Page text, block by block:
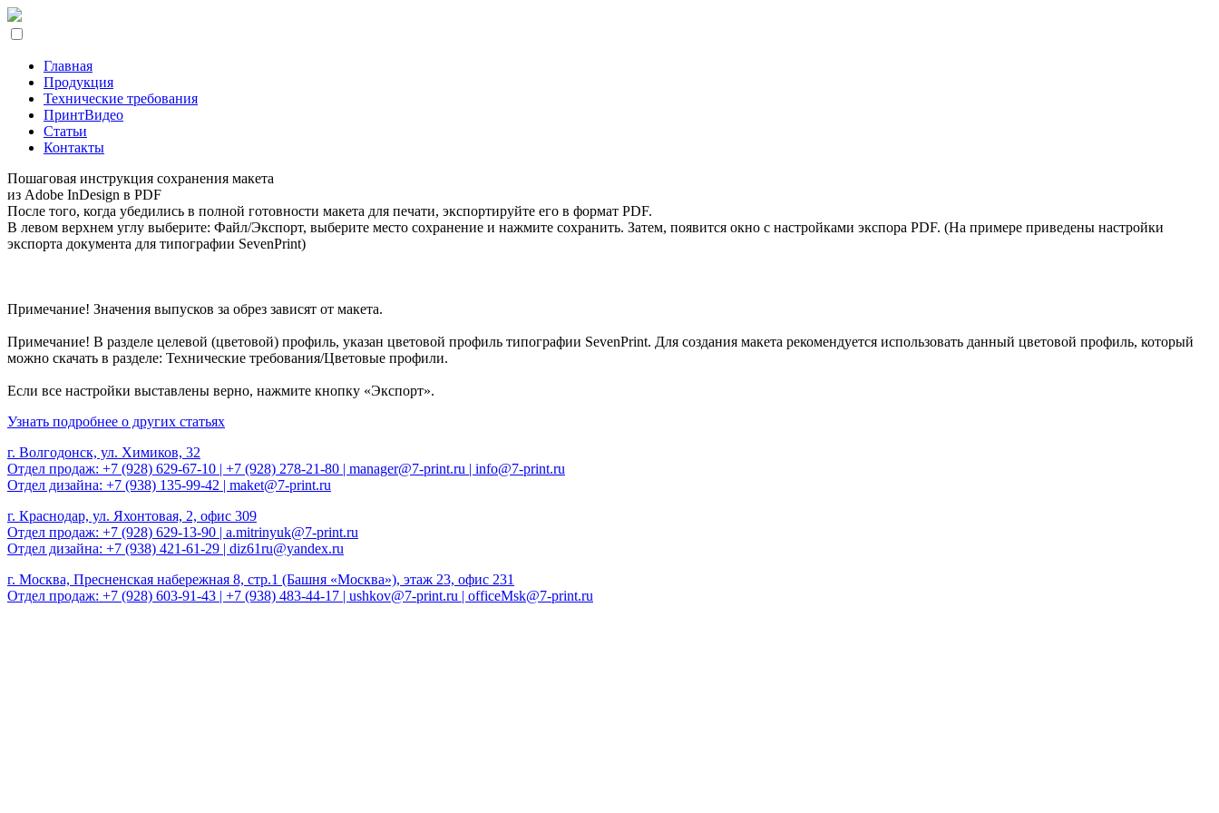
Главная
Продукция
Технические требования
ПринтВидео
Статьи
Контакты
Пошаговая инструкция сохранения макета
из Adobe InDesign в PDF
После того, когда убедились в полной готовности макета для печати, экспортируйте его в формат PDF.
В левом верхнем углу выберите: Файл/Экспорт, выберите место сохранение и нажмите сохранить. Затем, появится окно с настройками экспора PDF. (На примере приведены настройки
экспорта документа для типографии SevenPrint)
Примечание! Значения выпусков за обрез зависят от макета.
Примечание! В разделе целевой (цветовой) профиль, указан цветовой профиль типографии SevenPrint. Для создания макета рекомендуется использовать данный цветовой профиль, который
можно скачать в разделе: Технические требования/Цветовые профили.
Если все настройки выставлены верно, нажмите кнопку «Экспорт».
Узнать подробнее о других статьях
г. Волгодонск, ул. Химиков, 32
Отдел продаж: +7 (928) 629-67-10 | +7 (928) 278-21-80 | manager@7-print.ru | info@7-print.ru
Отдел дизайна: +7 (938) 135-99-42 | maket@7-print.ru
г. Краснодар, ул. Яхонтовая, 2, офис 309
Отдел продаж: +7 (928) 629-13-90 | a.mitrinyuk@7-print.ru
Отдел дизайна: +7 (938) 421-61-29 | diz61ru@yandex.ru
г. Москва, Пресненская набережная 8, стр.1 (Башня «Москва»), этаж 23, офис 231
Отдел продаж: +7 (928) 603-91-43 | +7 (938) 483-44-17 | ushkov@7-print.ru | officeMsk@7-print.ru